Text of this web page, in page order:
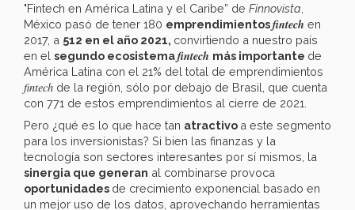
"Fintech en América Latina y el Caribe” de Finnovista
México pasó de tener 180 emprendimientosfintech en
2017, a 512 en el año 2021, convirtiendo a nuestro país
en el segundo ecosistemafintech más importante de
América Latina con el 21% del total de emprendimientos
fintech de la región, sólo por debajo de Brasil, que cuenta
con 771 de estos emprendimientos al cierre de 2021.
Pero ¿qué es lo que hace tan atractivo a este segmento
para los inversionistas? Si bien las finanzas y la
tecnología son sectores interesantes por sí mismos, la
sinergia que generan al combinarse provoca
oportunidades de crecimiento exponencial basado en
un mejor uso de los datos, aprovechando herramientas